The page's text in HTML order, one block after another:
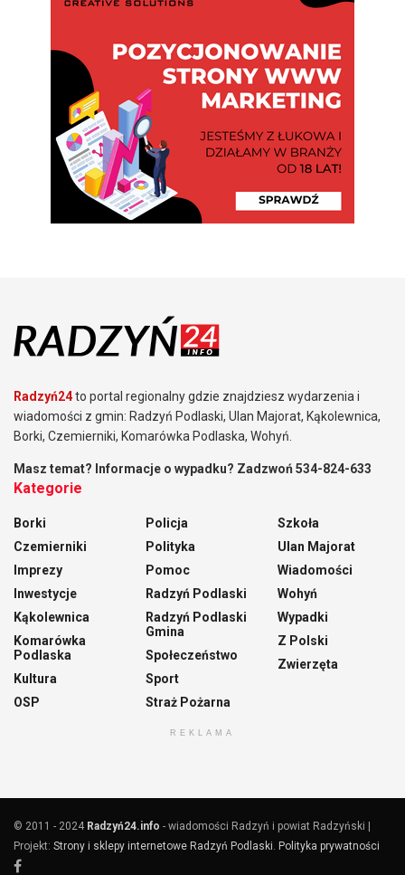
Radzyń24to portal regionalny gdzie znajdziesz wydarzenia i
wiadomości z gmin: Radzyń Podlaski, Ulan Majorat, Kąkolewnica,
Borki, Czemierniki, Komarówka Podlaska, Wohyń.
Masz temat? Informacje o wypadku? Zadzwoń 534-824-633
Kategorie
Borki
Czemierniki
Imprezy
Inwestycje
Kąkolewnica
Komarówka
Podlaska
Kultura
OSP
Policja
Polityka
Pomoc
Radzyń Podlaski
Radzyń Podlaski
Gmina
Społeczeństwo
Sport
Straż Pożarna
Szkoła
Ulan Majorat
Wiadomości
Wohyń
Wypadki
Z Polski
Zwierzęta
REKLAMA
© 2011 - 2024 Radzyń24.info - wiadomości Radzyń i powiat Radzyński |
Projekt: Strony i sklepy internetowe Radzyń Podlaski Polityka prywatności